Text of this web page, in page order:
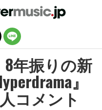
年振りの新
』
コメント
ンを終了